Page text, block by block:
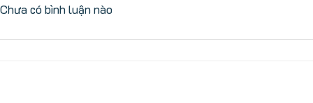
Chưa có bình luận nào